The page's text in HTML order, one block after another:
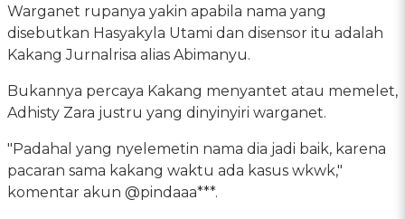
Warganet rupanya yakin apabila nama yang
disebutkan Hasyakyla Utami dan disensor itu adalah
Kakang Jurnalrisa alias Abimanyu.
Bukannya percaya Kakang menyantet atau memelet,
Adhisty Zara justru yang dinyinyiri warganet.
"Padahal yang nyelemetin nama dia jadi baik, karena
pacaran sama kakang waktu ada kasus wkwk,"
komentar akun @pindaaa***.